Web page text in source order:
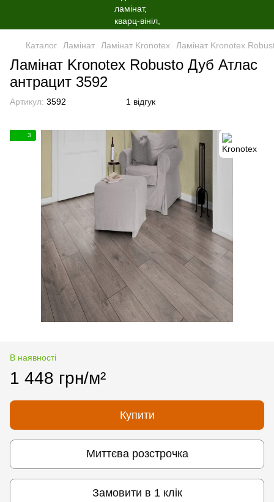
Каталог Ламінат Ламінат Kronotex Ламінат Kronotex
Ламінат Kronotex Robusto Дуб Атлас
антрацит 3592
Артикул: 3592 1 відгук
3
В наявності
1 448 грн/м²
Купити
Миттєва розстрочка
Замовити в 1 клік